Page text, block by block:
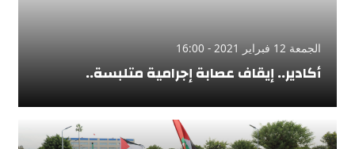
الجمعة 12 فبراير 2021 - 16:00
أكادير.. إيقاف عصابة إجرامية متلبسة..